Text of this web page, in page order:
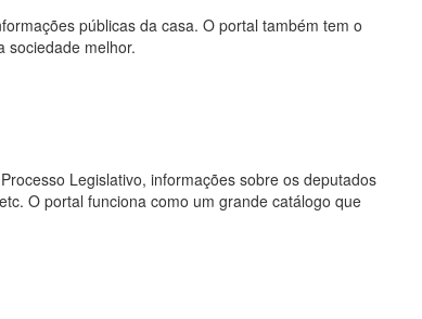
públicas da casa. O portal também tem o
sociedade melhor.
Legislativo, informações sobre os deputados
O portal funciona como um grande catálogo que